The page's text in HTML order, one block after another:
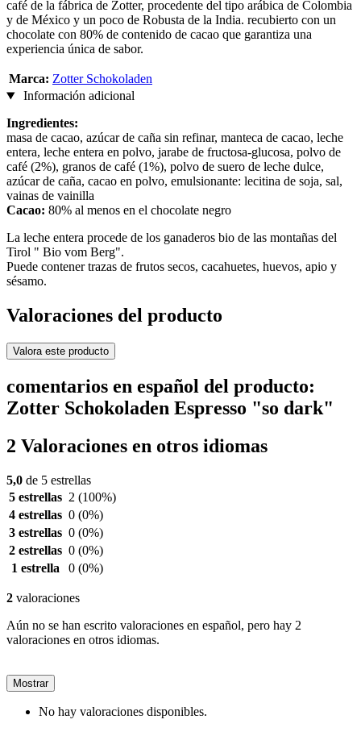
café de la fábrica de Zotter, procedente del tipo arábica de Colombia
y de México y un poco de Robusta de la India. recubierto con un
chocolate con 80% de contenido de cacao que garantiza una
experiencia única de sabor.
Marca: Zotter Schokoladen
Información adicional
Ingredientes:
masa de cacao, azúcar de caña sin refinar, manteca de cacao, leche
entera, leche entera en polvo, jarabe de fructosa-glucosa, polvo de
café (2%), granos de café (1%), polvo de suero de leche dulce,
azúcar de caña, cacao en polvo, emulsionante: lecitina de soja, sal,
vainas de vainilla
Cacao: 80% al menos en el chocolate negro
La leche entera procede de los ganaderos bio de las montañas del
Tirol " Bio vom Berg".
Puede contener trazas de frutos secos, cacahuetes, huevos, apio y
sésamo.
Valoraciones del producto
Valora este producto
comentarios en español del producto:
Zotter Schokoladen Espresso "so dark"
2 Valoraciones en otros idiomas
5,0 de 5 estrellas
5 estrellas 2 (100%)
4 estrellas 0 (0%)
3 estrellas 0 (0%)
2 estrellas 0 (0%)
1 estrella
0 (0%)
2 valoraciones
Aún no se han escrito valoraciones en español, pero hay 2
valoraciones en otros idiomas.
Mostrar
No hay valoraciones disponibles.